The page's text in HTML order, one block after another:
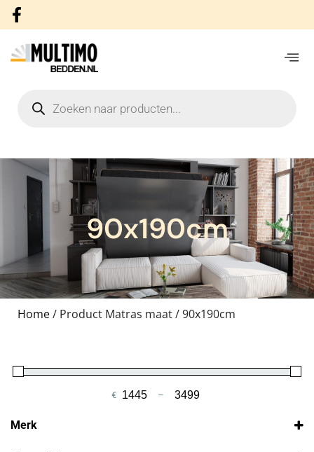
90x190cm
Home/ Product Matras maat / 90x190cm
€ Minimale prijs
–Maximale prijs
Merk